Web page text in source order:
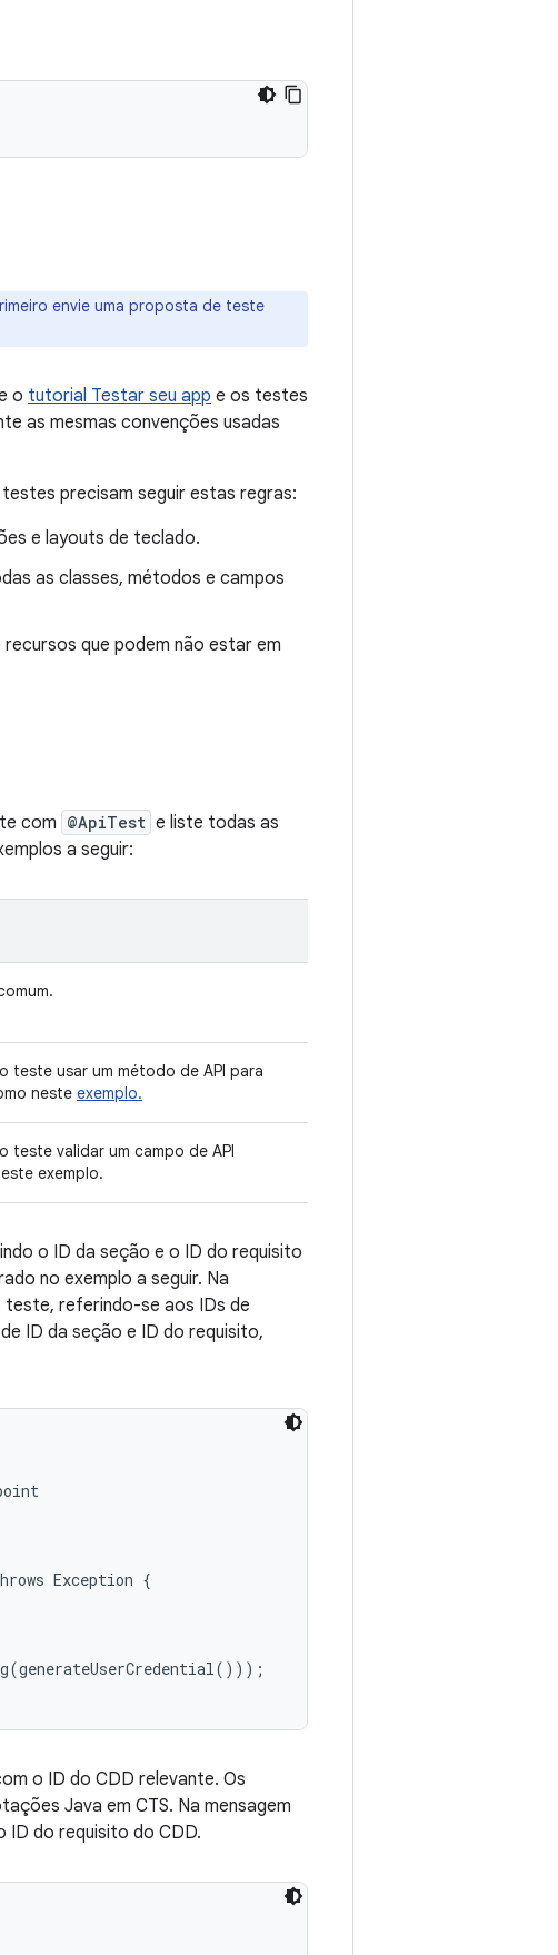
envie uma proposta de teste
o tutorial Testar seu app e os testes
as mesmas convenções usadas
precisam seguir estas regras:
e layouts de teclado.
as classes, métodos e campos
que podem não estar em
com @ApiTest e liste todas as
a seguir:
teste usar um método de API para
neste exemplo.
teste validar um campo de API
exemplo.
o ID da seção e o ID do requisito
no exemplo a seguir. Na
teste, referindo-se aos IDs de
ID da seção e ID do requisito,
Exception {
o ID do CDD relevante. Os
Java em CTS. Na mensagem
ID do requisito do CDD.